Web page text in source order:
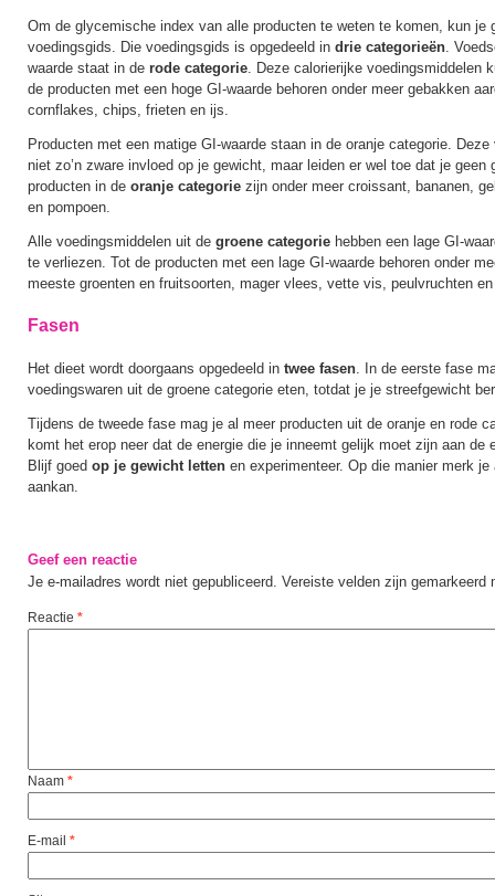
Om de glycemische index van alle producten te weten te komen, kun je
voedingsgids. Die voedingsgids is opgedeeld in drie categorieën.
waarde staat in de rode categorie. Deze calorierijke voedingsmiddelen
de producten met een hoge GI-waarde behoren onder meer gebakken
cornflakes, chips, frieten en ijs.
Producten met een matige GI-waarde staan in de oranje categorie. Deze
niet zo’n zware invloed op je gewicht, maar leiden er wel toe dat je geen
producten in de oranje categorie zijn onder meer croissant, bananen,
en pompoen.
Alle voedingsmiddelen uit de groene categorie hebben een lage GI-
te verliezen. Tot de producten met een lage GI-waarde behoren onder
meeste groenten en fruitsoorten, mager vlees, vette vis, peulvruchten
Fasen
Het dieet wordt doorgaans opgedeeld in twee fasen. In de eerste fase
voedingswaren uit de groene categorie eten, totdat je je streefgewicht
Tijdens de tweede fase mag je al meer producten uit de oranje en rode
komt het erop neer dat de energie die je inneemt gelijk moet zijn aan de
Blijf goed op je gewicht letten en experimenteer. Op die manier merk
aankan.
Geef een reactie
Je e-mailadres wordt niet gepubliceerd. Vereiste velden zijn gemarkeerd
Reactie *
Naam *
E-mail *